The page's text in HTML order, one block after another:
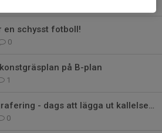
en schysst fotboll!
0
på B-plan
1
Tider för fotografering - dags att lägga ut kallelse till era lag
0